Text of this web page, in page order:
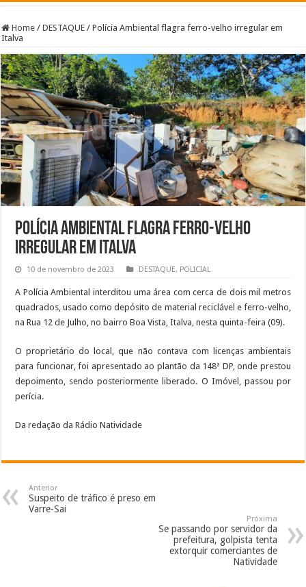
Home / DESTAQUE / Polícia Ambiental flagra ferro-velho irregular em
Italva
Polícia Ambiental flagra ferro-velho
irregular em Italva
10 de novembro de 2023 DESTAQUE, POLICIAL
A Polícia Ambiental interditou uma área com cerca de dois mil metros
quadrados, usado como depósito de material reciclável e ferro-velho,
na Rua 12 de Julho, no bairro Boa Vista, Italva, nesta quinta-feira (09).
O proprietário do local, que não contava com licenças ambientais
para funcionar, foi apresentado ao plantão da 148ª DP, onde prestou
depoimento, sendo posteriormente liberado. O Imóvel, passou por
perícia.
Da redação da Rádio Natividade
Anterior
Suspeito de tráfico é preso em
Varre-Sai
Próxima
Se passando por servidor da
prefeitura, golpista tenta
extorquir comerciantes de
Natividade